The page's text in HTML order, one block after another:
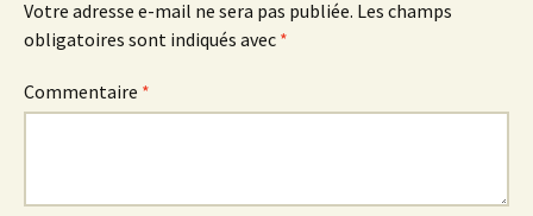
Votre adresse e-mail ne sera pas publiée. Les champs
obligatoires sont indiqués avec *
Commentaire *